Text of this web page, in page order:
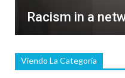
Racism in a
Viendo La Categoría